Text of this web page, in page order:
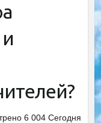
6 004 Сегодня